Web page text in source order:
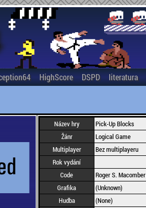
HighScore DSPD literatura
Název hry
Pick-Up Blocks
Žánr
Logical Game
Multiplayer
Bez multiplayeru
Rok vydání
Code
Roger S. Macomber
Grafika
(Unknown)
Hudba
(None)